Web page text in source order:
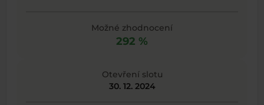
Možné zhodnocení
292 %
Otevření slotu
30. 12. 2024